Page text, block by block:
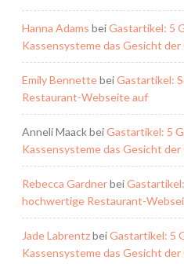
Hanna Adams beiGastartikel: 5
Kassensysteme das Gesicht
Emily BennettebeiGastartikel:
Restaurant-Webseite auf
Anneli MaackbeiGastartikel: 5
Kassensysteme das Gesicht
Rebecca Gardnerbei
hochwertige Restaurant-
Jade LabrentzbeiGastartikel: 5
Kassensysteme das Gesicht